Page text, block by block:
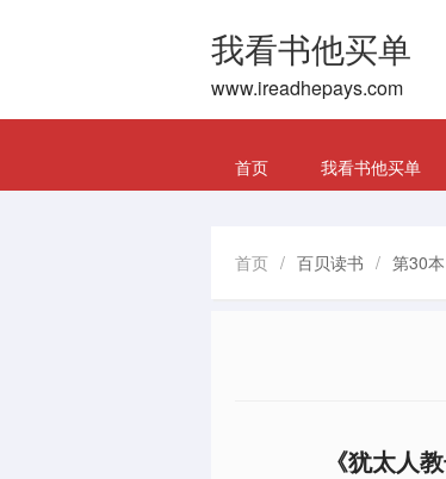
我看书他买单
www.ireadhepays.com
首页 我看书他买单
首页 / 百贝读书 / 第30
《犹太人